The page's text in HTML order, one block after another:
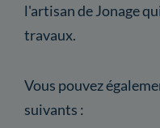
l'artisan de Jonage
travaux.
Vous pouvez
suivants :